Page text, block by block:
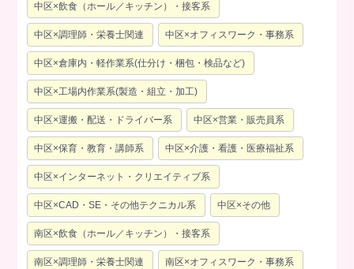
中区×飲食（ホール／キッチン）・接客系
中区×調理師・栄養士関連 中区×オフィスワーク・事務系
中区×倉庫内・軽作業系(仕分け・梱包・検品など)
中区×工場内作業系(製造・組立・加工)
中区×運搬・配送・ドライバー系 中区×営業・販売員系
中区×保育・教育・講師系 中区×介護・看護・医療福祉系
中区×インターネット・クリエイティブ系
中区×CAD・SE・その他テクニカル系 中区×その他
南区×飲食（ホール／キッチン）・接客系
南区×調理師・栄養士関連 南区×オフィスワーク・事務系